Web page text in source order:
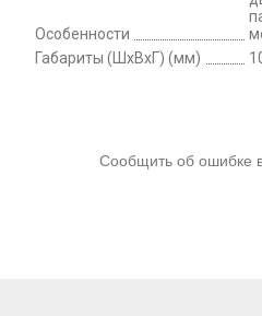
Особенности
Габариты (ШxВxГ) (мм)
Сообщить об ошибке